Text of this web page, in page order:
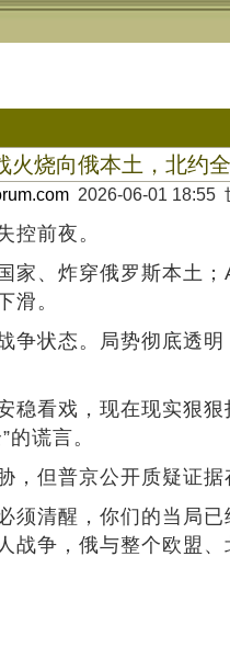
火烧向俄本土，北约
2026-06-01 18:55
控前夜。
、炸穿俄罗斯本土
滑。
状态。局势彻底透
稳看戏，现在现实狠
谎言。
但普京公开质疑证据
清醒，你们的当局
争，俄与整个欧盟